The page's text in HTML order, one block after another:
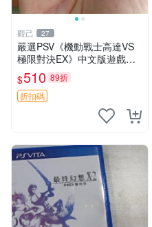
觀己 27
嚴選PSV《機動戰士高達VS
極限對決EX》中文版遊戲卡
帶 成色如新 港版 主機相容
買家保障 不退不換 高達 終結
者 10562
$510 89折
折扣碼